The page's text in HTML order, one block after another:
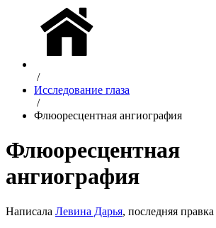
/
Исследование глаза
/
Флюоресцентная ангиография
Флюоресцентная
ангиография
Написала Левина Дарья, последняя